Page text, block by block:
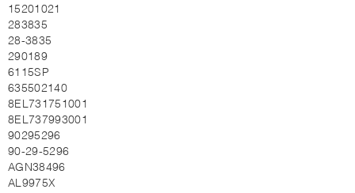
15201021
283835
28-3835
290189
6115SP
635502140
8EL731751001
8EL737993001
90295296
90-29-5296
AGN38496
AL9975X